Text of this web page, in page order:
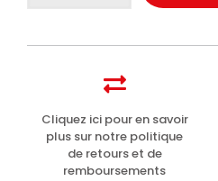
Cliquez ici pour en savoir
plus sur notre politique
de retours et de
remboursements